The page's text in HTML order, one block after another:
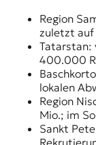
Region
zuletzt
Tatarstan:
400.000
lokalen
Region
Mio.; im
Sankt